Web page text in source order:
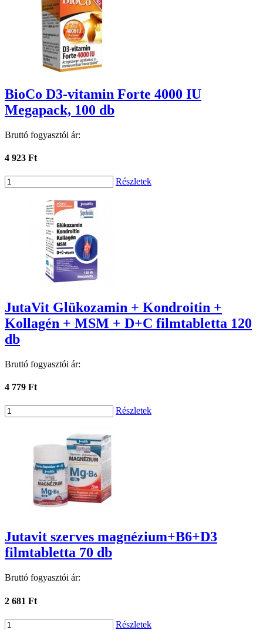
BioCo D3-vitamin Forte 4000 IU
Megapack, 100 db
Bruttó fogyasztói ár:
4 923 Ft
Részletek
JutaVit Glükozamin + Kondroitin +
Kollagén + MSM + D+C filmtabletta 120
db
Bruttó fogyasztói ár:
4 779 Ft
Részletek
Jutavit szerves magnézium+B6+D3
filmtabletta 70 db
Bruttó fogyasztói ár:
2 681 Ft
Részletek